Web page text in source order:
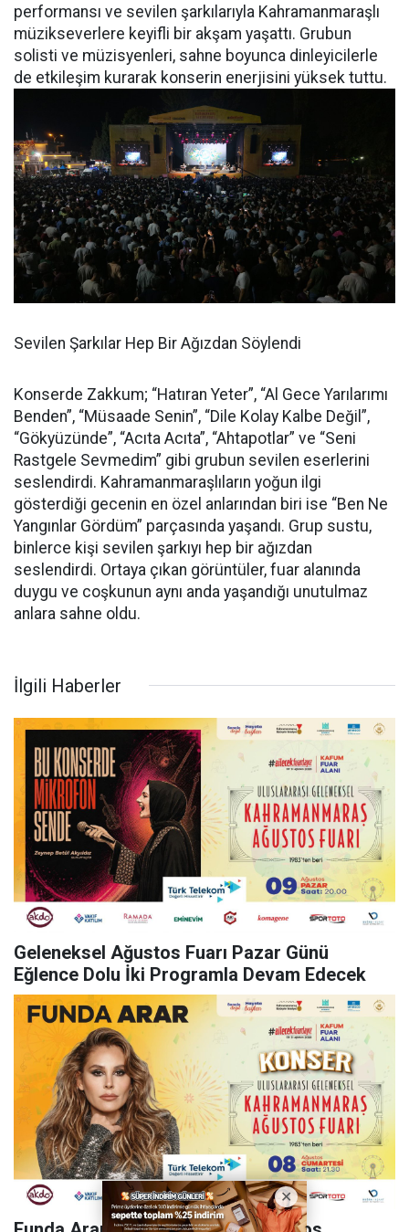
performansı ve sevilen şarkılarıyla Kahramanmaraşlı
müzikseverlere keyifli bir akşam yaşattı. Grubun
solisti ve müzisyenleri, sahne boyunca dinleyicilerle
de etkileşim kurarak konserin enerjisini yüksek tuttu.
Sevilen Şarkılar Hep Bir Ağızdan Söylendi
Konserde Zakkum; “Hatıran Yeter”, “Al Gece Yarılarımı
Benden”, “Müsaade Senin”, “Dile Kolay Kalbe Değil”,
“Gökyüzünde”, “Acıta Acıta”, “Ahtapotlar” ve “Seni
Rastgele Sevmedim” gibi grubun sevilen eserlerini
seslendirdi. Kahramanmaraşlıların yoğun ilgi
gösterdiği gecenin en özel anlarından biri ise “Ben Ne
Yangınlar Gördüm” parçasında yaşandı. Grup sustu,
binlerce kişi sevilen şarkıyı hep bir ağızdan
seslendirdi. Ortaya çıkan görüntüler, fuar alanında
duygu ve coşkunun aynı anda yaşandığı unutulmaz
anlara sahne oldu.
İlgili Haberler
Geleneksel Ağustos Fuarı Pazar Günü
Eğlence Dolu İki Programla Devam Edecek